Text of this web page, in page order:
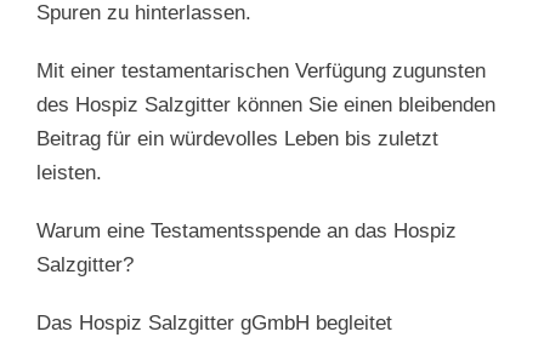
Spuren zu hinterlassen.
Mit einer testamentarischen Verfügung zugunsten
des Hospiz Salzgitter können Sie einen bleibenden
Beitrag für ein würdevolles Leben bis zuletzt
leisten.
Warum eine Testamentsspende an das Hospiz
Salzgitter?
Das Hospiz Salzgitter gGmbH begleitet